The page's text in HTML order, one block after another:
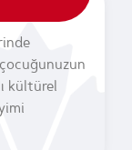
kültürel